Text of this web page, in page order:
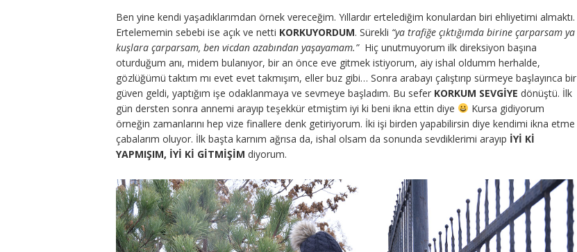
Ben yine kendi yaşadıklarımdan örnek vereceğim. Yıllardır ertelediğim konulardan biri ehliyetimi almaktı.
Ertelememin sebebi ise açık ve netti KORKUYORDUM. Sürekli “ya trafiğe çıktığımda birine çarparsam ya
kuşlara çarparsam, ben vicdan azabından yaşayamam.” Hiç unutmuyorum ilk direksiyon başına
oturduğum anı, midem bulanıyor, bir an önce eve gitmek istiyorum, aiy ishal oldumm herhalde,
gözlüğümü taktım mı evet evet takmışım, eller buz gibi… Sonra arabayı çalıştırıp sürmeye başlayınca bir
güven geldi, yaptığım işe odaklanmaya ve sevmeye başladım. Bu sefer KORKUM SEVGİYE dönüştü. İlk
gün dersten sonra annemi arayıp teşekkür etmiştim iyi ki beni ikna ettin diye
Kursa gidiyorum
örneğin zamanlarını hep vize finallere denk getiriyorum. İki işi birden yapabilirsin diye kendimi ikna etme
çabalarım oluyor. İlk başta karnım ağrısa da, ishal olsam da sonunda sevdiklerimi arayıp İYİ Kİ
YAPMIŞIM, İYİ Kİ GİTMİŞİM diyorum.